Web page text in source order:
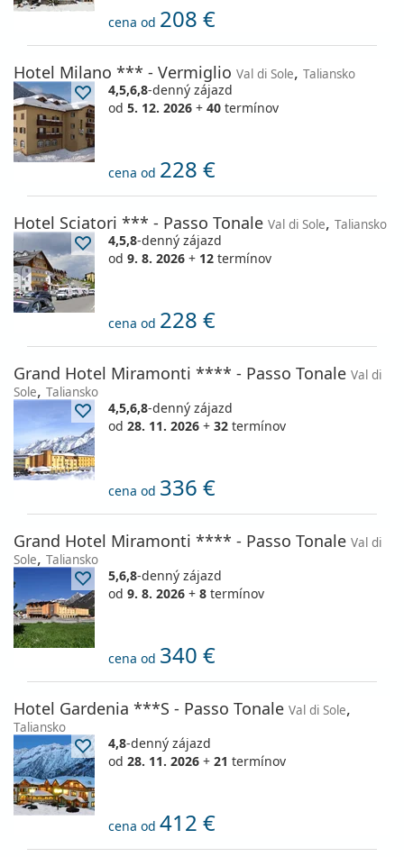
cena od 208 €
Hotel Milano *** - Vermiglio Val di Sole, Taliansko
4,5,6,8-denný zájazd
od 5. 12. 2026 + 40 termínov
cena od 228 €
Hotel Sciatori *** - Passo Tonale Val di Sole, Taliansko
4,5,8-denný zájazd
od 9. 8. 2026 + 12 termínov
cena od 228 €
Grand Hotel Miramonti **** - Passo Tonale Val di
Sole, Taliansko
4,5,6,8-denný zájazd
od 28. 11. 2026 + 32 termínov
cena od 336 €
Grand Hotel Miramonti **** - Passo Tonale Val di
Sole, Taliansko
5,6,8-denný zájazd
od 9. 8. 2026 + 8 termínov
cena od 340 €
Hotel Gardenia ***S - Passo Tonale Val di Sole,
Taliansko
4,8-denný zájazd
od 28. 11. 2026 + 21 termínov
cena od 412 €